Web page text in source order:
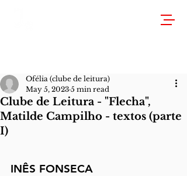
Clube de Leitura - "Flecha",
Matilde Campilho - textos (parte
I)
Ofélia (clube de leitura)
May 5, 2023 5 min read
INÊS FONSECA